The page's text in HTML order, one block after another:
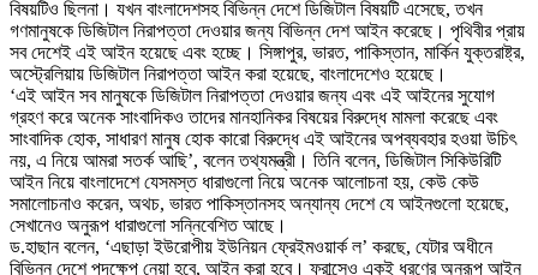
বিষয়টিও ছিলনা। যখন বাংলাদেশসহ বিভিন্ন দেশে ডিজিটাল বিষয়টি এসেছে, তখন
গণমানুষকে ডিজিটাল নিরাপত্তা দেওয়ার জন্য বিভিন্ন দেশ আইন করেছে। পৃথিবীর প্রায়
সব দেশেই এই আইন হয়েছে এবং হচ্ছে। সিঙ্গাপুর, ভারত, পাকিস্তান, মার্কিন যুক্তরাষ্ট্র,
অস্ট্রেলিয়ায় ডিজিটাল নিরাপত্তা আইন করা হয়েছে, বাংলাদেশেও হয়েছে।
‘এই আইন সব মানুষকে ডিজিটাল নিরাপত্তা দেওয়ার জন্য এবং এই আইনের সুযোগ
গ্রহণ করে অনেক সাংবাদিকও তাদের মানহানিকর বিষয়ের বিরুদ্ধে মামলা করেছে এবং
সাংবাদিক হোক, সাধারণ মানুষ হোক কারো বিরুদ্ধে এই আইনের অপব্যবহার হওয়া উচিৎ
নয়, এ নিয়ে আমরা সতর্ক আছি’, বলেন তথ্যমন্ত্রী। তিনি বলেন, ডিজিটাল সিকিউরিটি
আইন নিয়ে বাংলাদেশে যেসমস্ত ধারাগুলো নিয়ে অনেক আলোচনা হয়, কেউ কেউ
সমালোচনাও করেন, অথচ, ভারত পাকিস্তানসহ অন্যান্য দেশে যে আইনগুলো হয়েছে,
সেখানেও অনুরূপ ধারাগুলো সন্নিবেশিত আছে।
ড.হাছান বলেন, ‘এছাড়া ইউরোপীয় ইউনিয়ন ফ্রেইমওয়ার্ক ল’ করছে, যেটার অধীনে
বিভিন্ন দেশে পদক্ষেপ নেয়া হবে, আইন করা হবে। ফ্রান্সেও একই ধরণের অনুরূপ আইন